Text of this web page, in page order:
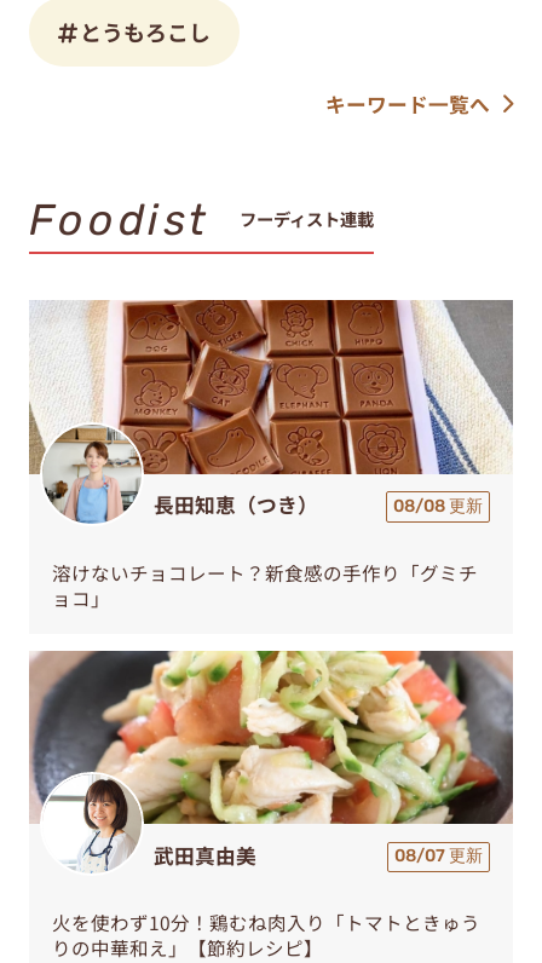
とうもろこし
キーワード一覧へ
Foodist フーディスト連載
長田知恵（つき） 08/08 更新
溶けないチョコレート？新食感の手作り「グミチ
ョコ」
武田真由美 08/07 更新
火を使わず10分！鶏むね肉入り「トマトときゅう
りの中華和え」【節約レシピ】